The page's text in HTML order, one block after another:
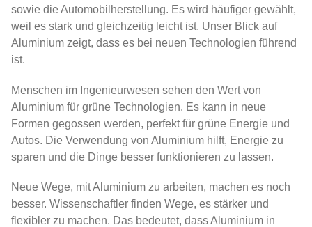
sowie die Automobilherstellung. Es wird häufiger gewählt,
weil es stark und gleichzeitig leicht ist. Unser Blick auf
Aluminium zeigt, dass es bei neuen Technologien führend
ist.
Menschen im Ingenieurwesen sehen den Wert von
Aluminium für grüne Technologien. Es kann in neue
Formen gegossen werden, perfekt für grüne Energie und
Autos. Die Verwendung von Aluminium hilft, Energie zu
sparen und die Dinge besser funktionieren zu lassen.
Neue Wege, mit Aluminium zu arbeiten, machen es noch
besser. Wissenschaftler finden Wege, es stärker und
flexibler zu machen. Das bedeutet, dass Aluminium in